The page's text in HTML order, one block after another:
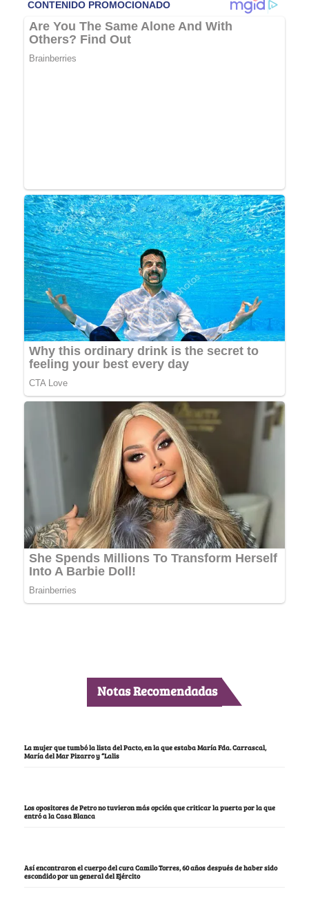
Notas Recomendadas
La mujer que tumbó la lista del Pacto, en la que estaba María Fda. Carrascal,
María del Mar Pizarro y “Lalis
Los opositores de Petro no tuvieron más opción que criticar la puerta por la que
entró a la Casa Blanca
Así encontraron el cuerpo del cura Camilo Torres, 60 años después de haber sido
escondido por un general del Ejército